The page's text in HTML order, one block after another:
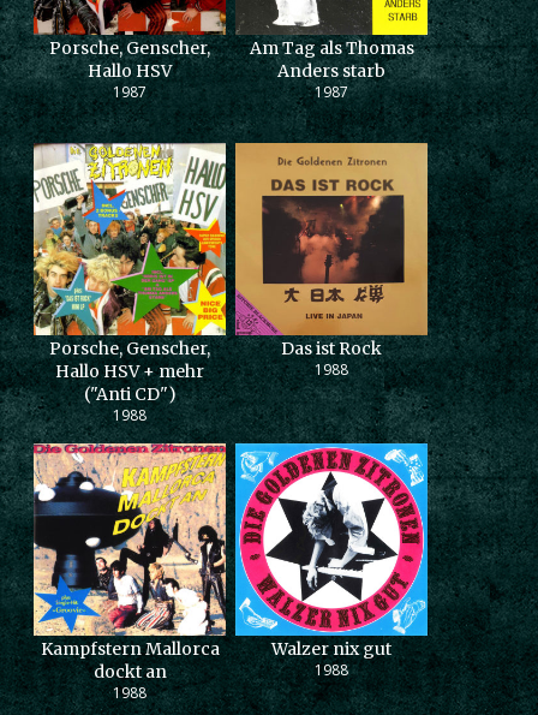
Porsche, Genscher,
Hallo HSV
1987
Am Tag als Thomas
Anders starb
1987
Porsche, Genscher,
Hallo HSV + mehr
("Anti CD")
1988
Das ist Rock
1988
Kampfstern Mallorca
dockt an
1988
Walzer nix gut
1988